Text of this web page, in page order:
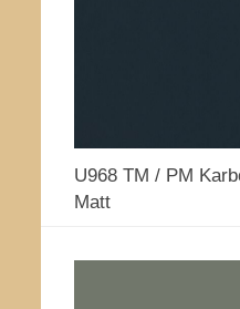
U968 TM / PM
Matt